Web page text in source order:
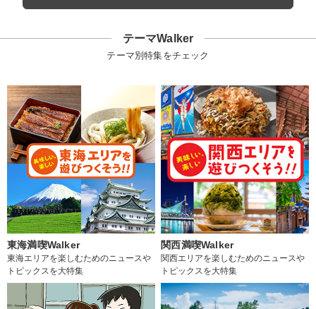
テーマWalker
テーマ別特集をチェック
東海満喫Walker
東海エリアを楽しむためのニュースや
トピックスを大特集
関西満喫Walker
関西エリアを楽しむためのニュースや
トピックスを大特集